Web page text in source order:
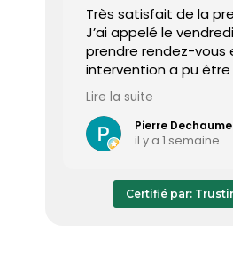
Très satisfait de la
J’ai appelé le
prendre rendez-vous
intervention a pu être
dès le lundi matin.
Le diagnostiqueur est
l’heure, a été très
efficace et a pris le
Le rapport de
transmis dès le lundi
Lire la suite
Pierre Dechaume
il y a 1 semaine
Certifié par: